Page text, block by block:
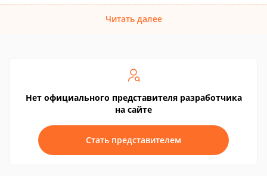
Читать далее
Нет официального представителя разработчика
на сайте
Стать представителем